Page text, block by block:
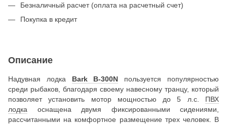
Безналичный расчет (оплата на расчетный счет)
Покупка в кредит
Описание
Надувная лодка Bark B-300N пользуется популярностью
среди рыбаков, благодаря своему навесному транцу, который
позволяет установить мотор мощностью до 5 л.с. ПВХ
лодка оснащена двумя фиксированными сидениями,
рассчитанными на комфортное размещение трех человек. В